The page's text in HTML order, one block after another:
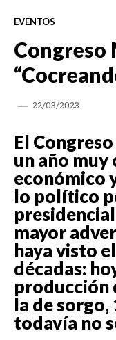
EVENTOS
Congreso
22/03/2023
El
un año
económico
lo político
mayor
haya visto
décadas:
producción
la de
todavía no